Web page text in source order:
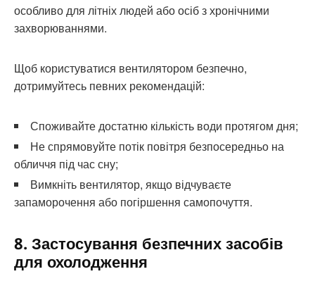
особливо для літніх людей або осіб з хронічними
захворюваннями.
Щоб користуватися вентилятором безпечно,
дотримуйтесь певних рекомендацій:
Споживайте достатню кількість води протягом дня;
Не спрямовуйте потік повітря безпосередньо на
обличчя під час сну;
Вимкніть вентилятор, якщо відчуваєте
запаморочення або погіршення самопочуття.
8. Застосування безпечних засобів
для охолодження